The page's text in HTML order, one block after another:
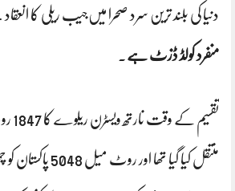
دنیا کی بلند ترین سرد صحرا میں‌جیب ریلی کا
منفرد کولڈ ڈزٹ ہے